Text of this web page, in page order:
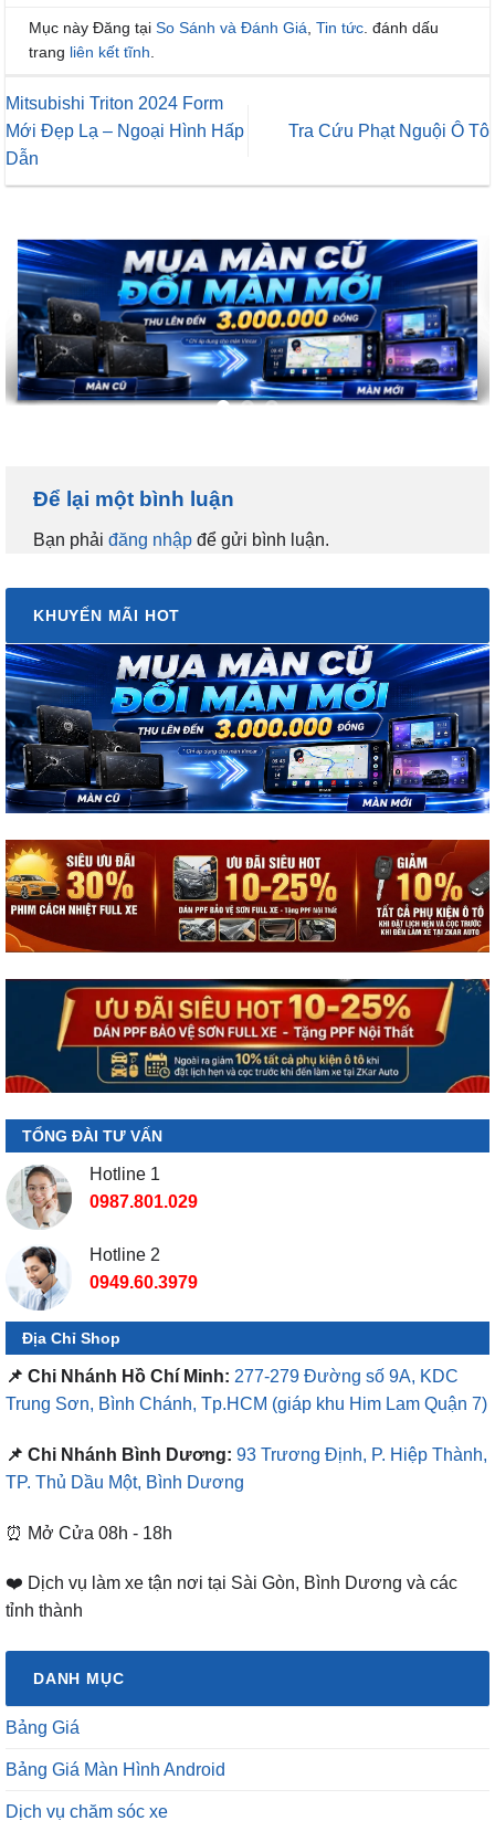
Mục này Đăng tại So Sánh và Đánh Giá, Tin tức. đánh dấu
trang liên kết tĩnh.
Mitsubishi Triton 2024 Form
Mới Đẹp Lạ – Ngoại Hình Hấp
Dẫn
Tra Cứu Phạt Nguội Ô Tô
Để lại một bình luận
Bạn phải đăng nhập để gửi bình luận.
KHUYẾN MÃI HOT
TỔNG ĐÀI TƯ VẤN
Hotline 1
0987.801.029
Hotline 2
0949.60.3979
Địa Chỉ Shop
📌 Chi Nhánh Hồ Chí Minh: 277-279 Đường số 9A, KDC
Trung Sơn, Bình Chánh, Tp.HCM (giáp khu Him Lam Quận 7)
📌 Chi Nhánh Bình Dương: 93 Trương Định, P. Hiệp Thành,
TP. Thủ Dầu Một, Bình Dương
⏰ Mở Cửa 08h - 18h
❤️ Dịch vụ làm xe tận nơi tại Sài Gòn, Bình Dương và các
tỉnh thành
DANH MỤC
Bảng Giá
Bảng Giá Màn Hình Android
Dịch vụ chăm sóc xe